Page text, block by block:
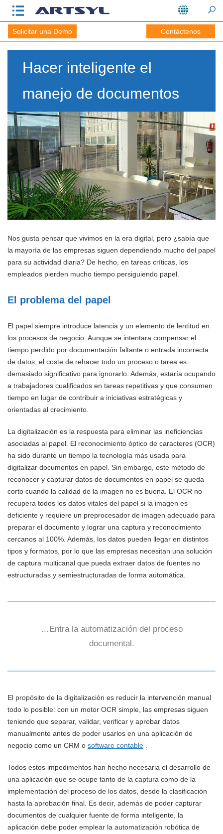
Solicitar una Demo Contáctenos
Hacer inteligente el
manejo de documentos
Nos gusta pensar que vivimos en la era digital, pero ¿sabía que
la mayoría de las empresas siguen dependiendo mucho del papel
para su actividad diaria? De hecho, en tareas críticas, los
empleados pierden mucho tiempo persiguiendo papel.
El problema del papel
El papel siempre introduce latencia y un elemento de lentitud en
los procesos de negocio. Aunque se intentara compensar el
tiempo perdido por documentación faltante o entrada incorrecta
de datos, el coste de rehacer todo un proceso o tarea es
demasiado significativo para ignorarlo. Además, estaría ocupando
a trabajadores cualificados en tareas repetitivas y que consumen
tiempo en lugar de contribuir a iniciativas estratégicas y
orientadas al crecimiento.
La digitalización es la respuesta para eliminar las ineficiencias
asociadas al papel. El reconocimiento óptico de caracteres (OCR)
ha sido durante un tiempo la tecnología más usada para
digitalizar documentos en papel. Sin embargo, este método de
reconocer y capturar datos de documentos en papel se queda
corto cuando la calidad de la imagen no es buena. El OCR no
recupera todos los datos vitales del papel si la imagen es
deficiente y requiere un preprocesador de imagen adecuado para
preparar el documento y lograr una captura y reconocimiento
cercanos al 100%. Además, los datos pueden llegar en distintos
tipos y formatos, por lo que las empresas necesitan una solución
de captura multicanal que pueda extraer datos de fuentes no
estructuradas y semiestructuradas de forma automática.
…Entra la automatización del proceso
documental.
El propósito de la digitalización es reducir la intervención manual
todo lo posible: con un motor OCR simple, las empresas siguen
teniendo que separar, validar, verificar y aprobar datos
manualmente antes de poder usarlos en una aplicación de
negocio como un CRM o software contable
Todos estos impedimentos han hecho necesaria el desarrollo de
una aplicación que se ocupe tanto de la captura como de la
implementación del proceso de los datos, desde la clasificación
hasta la aprobación final. Es decir, además de poder capturar
documentos de cualquier fuente de forma inteligente, la
aplicación debe poder emplear la automatización robótica de